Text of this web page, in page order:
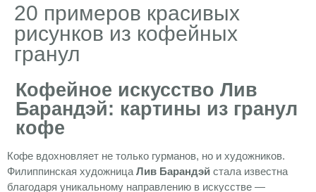
20 примеров красивых
рисунков из кофейных
гранул
Кофейное искусство Лив
Барандэй: картины из гранул
кофе
Кофе вдохновляет не только гурманов, но и художников.
Филиппинская художница Лив Барандэй стала известна
благодаря уникальному направлению в искусстве —